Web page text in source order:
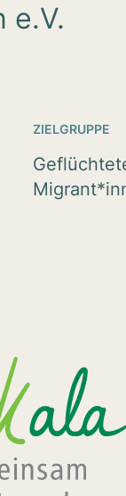
e.V.
ZIELGRUPPE